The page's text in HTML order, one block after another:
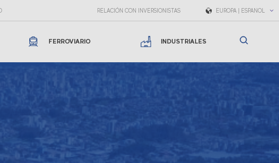
RELACIÓN CON INVERSIONISTAS EUROPA | ESPAÑOL
FERROVIARIO INDUSTRIALES